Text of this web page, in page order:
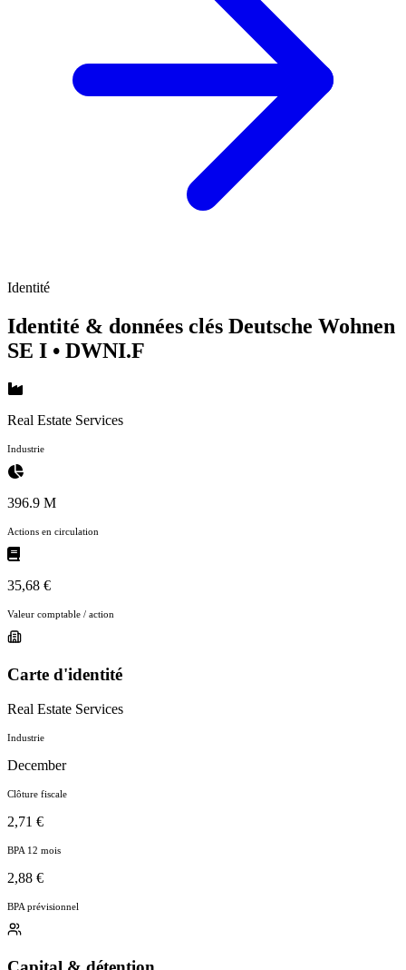
Identité
Identité & données clés Deutsche Wohnen
SE I • DWNI.F
Real Estate Services
Industrie
396.9 M
Actions en circulation
35,68 €
Valeur comptable / action
Carte d'identité
Real Estate Services
Industrie
December
Clôture fiscale
2,71 €
BPA 12 mois
2,88 €
BPA prévisionnel